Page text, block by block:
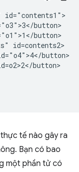
id="contents1">
button>
button>
id=contents2>
button>
button>
tế nào gây ra
Bạn có bao
một phần tử có